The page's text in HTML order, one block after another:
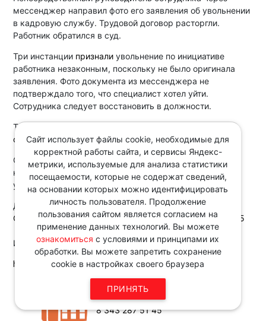
мессенджер направил фото его заявления об увольнении
в кадровую службу. Трудовой договор расторгли.
Работник обратился в суд.
Три инстанции призналиувольнение по инициативе
работника незаконным, поскольку не было оригинала
заявления. Фото документа из мессенджера не
подтверждало того, что специалист хотел уйти.
Сотрудника следует восстановить в должности.
Так как сам работник заявление не подавал, кассация
отклониладовод о том, что он не отозвал его.
Отметим, Минтруд
, что по общему правилу
нельзя направлять фото или скан заявления об
увольнении.
Документ:
Определение 9-го КСОЮ от 18.09.2025 N 88-6483/2025
Источник:
http://www.consultant.ru/
Сайт использует файлы cookie, необходимые для
корректной работы сайта, и сервисы Яндекс-
метрики, используемые для анализа статистики
посещаемости, которые не содержат сведений,
на основании которых можно идентифицировать
личность пользователя. Продолжение
пользования сайтом является согласием на
применение данных технологий. Вы можете
ознакомиться с условиями и принципами их
обработки. Вы можете запретить сохранение
cookie в настройках своего браузера
ПРИНЯТЬ
Звоните по телефону в рабочие
дни с 9:00 до 18:00
8 343 287 51 45